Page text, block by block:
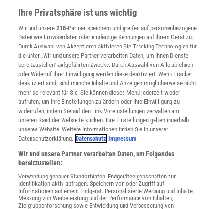
Presse
Verträge kündigen
Widerruf
INFO
Mediadaten
Datenschutz
Nutzungsbedingungen
Cookie-Einstellungen
Utiq verwalten
Nutzungsbasierte Onlinewerbung
Alle Artikel
Impressum
Angebote für Schulen
Angebote für Institutionen
Sprachen lernen mit Gymglish
Lexika
Für Spektrum schreiben
Ihre Privatsphäre ist uns wichtig
Wir und unsere218-Partner speichern und greifen auf personenbezogene
Daten wie Browserdaten oder eindeutige Kennungen auf Ihrem Gerät zu.
Durch Auswahl von Akzeptieren aktivieren Sie Tracking-Technologien für
die unter „Wir und unsere Partner verarbeiten Daten, um Ihnen Dienste
bereitzustellen“ aufgeführten Zwecke. Durch Auswahl von Alle ablehnen
oder Widerruf Ihrer Einwilligung werden diese deaktiviert. Wenn Tracker
deaktiviert sind, sind manche Inhalte und Anzeigen möglicherweise nicht
mehr so relevant für Sie. Sie können dieses Menü jederzeit wieder
aufrufen, um Ihre Einstellungen zu ändern oder Ihre Einwilligung zu
widerrufen, indem Sie auf den Link Voreinstellungen verwalten am
unteren Rand der Webseite klicken. Ihre Einstellungen gelten innerhalb
unseres Website. Weitere Informationen finden Sie in unserer
Datenschutzerklärung. Datenschutz Impressum
Wir und unsere Partner verarbeiten Daten, um Folgendes
bereitzustellen:
Verwendung genauer Standortdaten. Endgeräteeigenschaften zur
Identifikation aktiv abfragen. Speichern von oder Zugriff auf
Informationen auf einem Endgerät. Personalisierte Werbung und Inhalte,
Messung von Werbeleistung und der Performance von Inhalten,
Zielgruppenforschung sowie Entwicklung und Verbesserung von